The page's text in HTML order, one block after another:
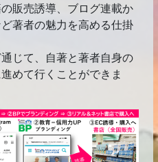
販売誘導、ブログ連載か
著者の魅力を高める仕掛
じて、自著と著者自身の
めて行くことができま